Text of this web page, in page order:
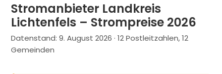
Stromanbieter Landkreis
Lichtenfels – Strompreise 2026
Datenstand:9. August 2026 · 12 Postleitzahlen, 12
Gemeinden